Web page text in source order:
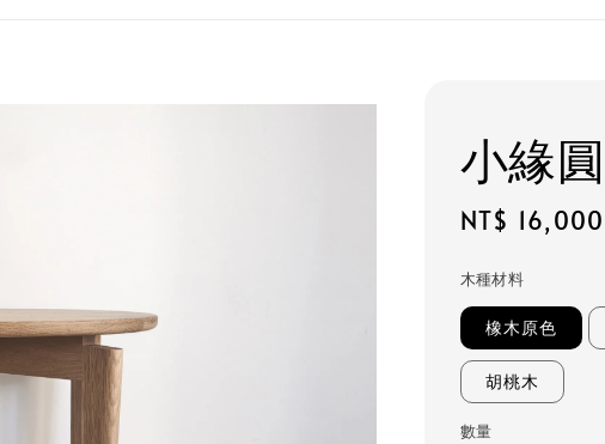
小緣
Regular
NT$
木種材料
橡木原色
胡桃木
數量